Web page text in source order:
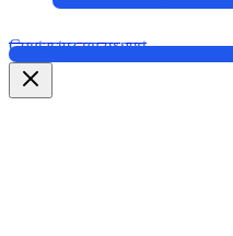
Contactez un expert